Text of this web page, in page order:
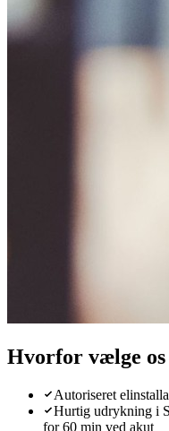
Hvorfor vælge
Autoriseret
Hurtig udrykning i
for 60 min ved akut